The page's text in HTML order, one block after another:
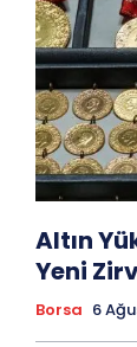
Altın
Yeni
Borsa 6